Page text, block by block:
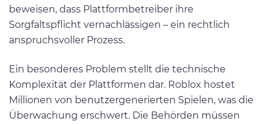
beweisen, dass Plattformbetreiber ihre
Sorgfaltspflicht vernachlässigen – ein rechtlich
anspruchsvoller Prozess.
Ein besonderes Problem stellt die technische
Komplexität der Plattformen dar. Roblox hostet
Millionen von benutzergenerierten Spielen, was die
Überwachung erschwert. Die Behörden müssen